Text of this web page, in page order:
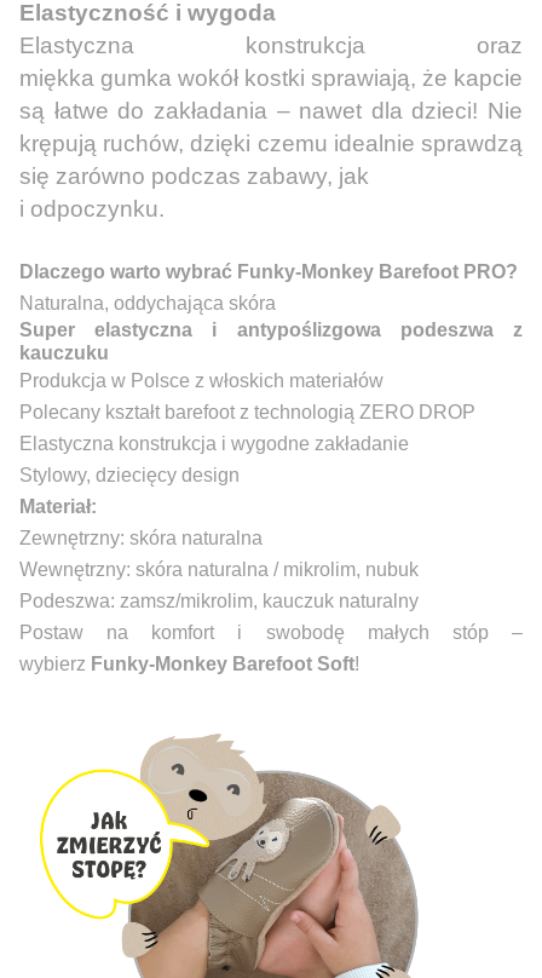
Elastyczność i wygoda
Elastyczna konstrukcja oraz
miękka gumka wokół kostki sprawiają, że kapcie
są łatwe do zakładania – nawet dla dzieci! Nie
krępują ruchów, dzięki czemu idealnie sprawdzą
się zarówno podczas zabawy, jak
i odpoczynku.
Dlaczego warto wybrać Funky-Monkey Barefoot PRO?
Naturalna, oddychająca skóra
Super elastyczna i antypoślizgowa podeszwa z
kauczuku
Produkcja w Polsce z włoskich materiałów
Polecany kształt barefoot z technologią ZERO DROP
Elastyczna konstrukcja i wygodne zakładanie
Stylowy, dziecięcy design
Materiał:
Zewnętrzny: skóra naturalna
Wewnętrzny: skóra naturalna / mikrolim, nubuk
Podeszwa: zamsz/mikrolim, kauczuk naturalny
Postaw na komfort i swobodę małych stóp –
wybierz Funky-Monkey Barefoot Soft!